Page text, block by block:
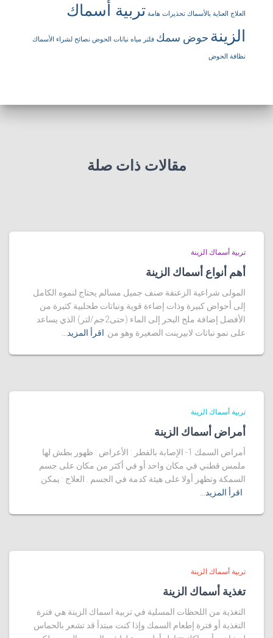
العلاج العناية بالأسماك تحذيرات هامة تربية أسماك
الزينة حوض سمك فلتر مياه نباتات الحوض نصائح لشراء الأسماك
نظافة الحوض
مقالات ذات صلة
تربية أسماك الزينة
أهم أنواع أسماك الزينة
المولى شراعية الزعنفة صنف جميل مسالم يحتاج لنموه الكامل
إلى أحواض كبيرة وذات إضاءة قوية ونباتات طحلبية كثيرة من
الأفضل إضافة ملح البحر إلى الماء (حتى2جم/لتر) الذي يساعد
على نمو نباتات لابيرينت الصغيرة وهو من اقرأ المزيد…
تربية أسماك الزينة
أمراض أسماك الزينة
أمراض السمك 1- الإصابة بالفطر : الأعراض : ظهور بطش لها
ملمس قطني في مكان واحد أو في أكثر من مكان على جسم
السمكة وتظهر أولا على هيئة كدمة في الجسم . العلاج : يمكن
اقرأ المزيد…
تربية أسماك الزينة
تغذية أسماك الزينة
التغذية من اللحظات المسلية في تربية اسماك الزينة هي فترة
التغذية أو فترة إطعام السمك وإذا كنت مبتدأ قد تشعر بالحماس